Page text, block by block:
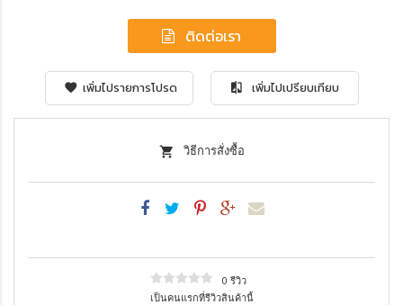
ติดต่อเรา
เพิ่มไปรายการโปรด เพิ่มไปเปรียบเทียบ
วิธีการสั่งซื้อ
0 รีวิว
เป็นคนแรกที่รีวิวสินค้านี้